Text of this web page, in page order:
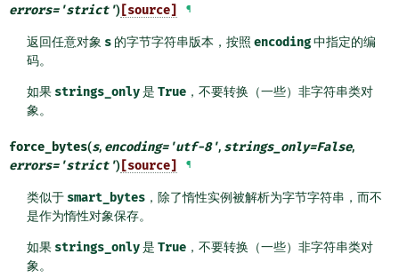
errors='strict') [source] ¶
返回任意对象 s的字节字符串版本，按照 encoding中指定的编
码。
如果 strings_only是 True，不要转换（一些）非字符串类对
象。
force_bytes(s, encoding='utf-8', strings_only=False,
errors='strict') [source] ¶
类似于 smart_bytes，除了惰性实例被解析为字节字符串，而不
是作为惰性对象保存。
如果 strings_only是 True，不要转换（一些）非字符串类对
象。